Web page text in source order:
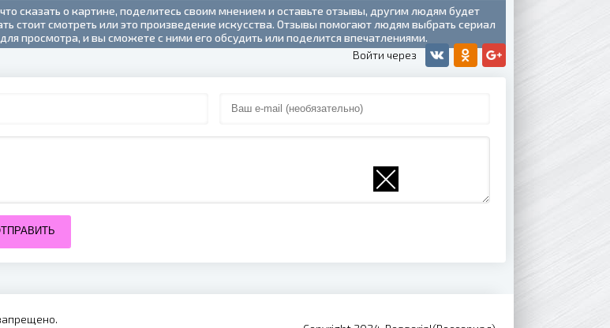
сказать о картине, поделитесь своим мнением и оставьте отзывы, другим людям будет
стоит смотреть или это произведение искусства. Отзывы помогают людям выбрать сериал
для просмотра, и вы сможете с ними его обсудить или поделится впечатлениями.